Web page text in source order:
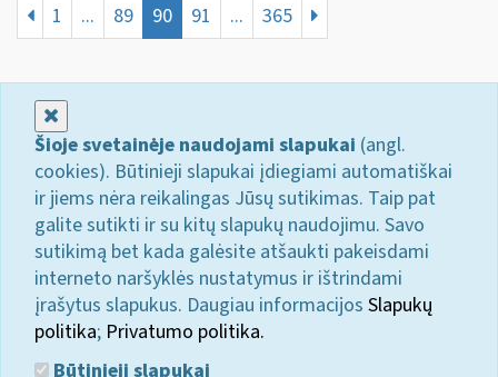
1 ... 89 90 91 ... 365
Šioje svetainėje naudojami slapukai (angl.
cookies). Būtinieji slapukai įdiegiami automatiškai
ir jiems nėra reikalingas Jūsų sutikimas. Taip pat
galite sutikti ir su kitų slapukų naudojimu. Savo
sutikimą bet kada galėsite atšaukti pakeisdami
interneto naršyklės nustatymus ir ištrindami
įrašytus slapukus. Daugiau informacijos Slapukų
politika; Privatumo politika.
Būtinieji slapukai